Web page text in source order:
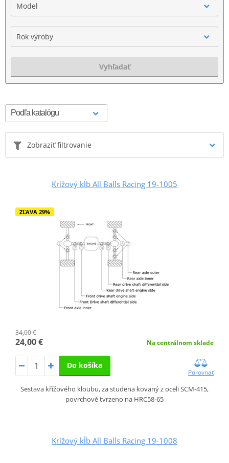
Model
Rok výroby
Vyhľadať
Zobraziť filtrovanie
Krížový kĺb All Balls Racing 19-1005
ZĽAVA 29%
34,00 €
24,00 € Na centrálnom sklade
Do košíka
Porovnať
Sestava křížového kloubu, za studena kovaný z oceli SCM-415,
povrchově tvrzeno na HRC58-65
Krížový kĺb All Balls Racing 19-1008